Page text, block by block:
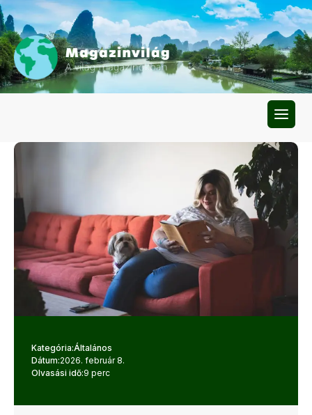
Kategória:Általános
Dátum:2026. február 8.
Olvasási idő:9 perc